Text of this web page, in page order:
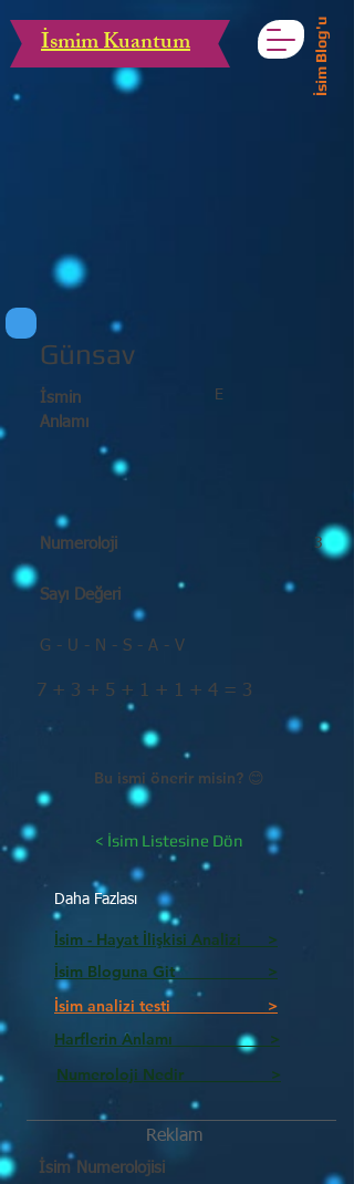
İsmim Kuantum İsim Blog'u
Günsav
E
İsmin
Anlamı
Numeroloji
Sayı Değeri
3
G - U - N - S - A - V
7 + 3 + 5 + 1 + 1 + 4 = 3
Bu ismi önerir misin? 😊
< İsim Listesine Dön
Daha Fazlası
İsim - Hayat İlişkisi Analizi >
İsim Bloguna Git >
İsim analizi testi >
Harflerin Anlamı >
Numeroloji Nedir_________ >
Reklam
İsim Numerolojisi